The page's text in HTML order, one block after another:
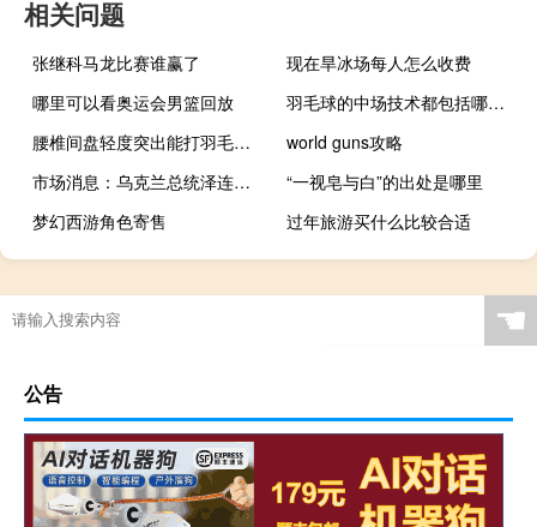
相关问题
张继科马龙比赛谁赢了
现在旱冰场每人怎么收费
哪里可以看奥运会男篮回放
羽毛球的中场技术都包括哪些内容
腰椎间盘轻度突出能打羽毛球吗
world guns攻略
市场消息：乌克兰总统泽连斯基在基辅会见立陶宛总统
“一视皂与白”的出处是哪里
梦幻西游角色寄售
过年旅游买什么比较合适
☚
公告